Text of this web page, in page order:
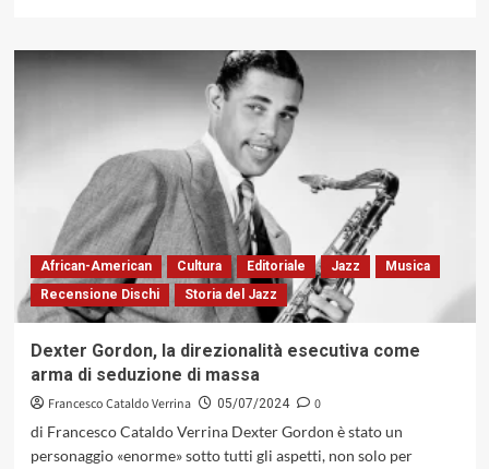
su
Jeremy
Quintet,
3
luglio,
“Roma,
Jazz
Image
2024”,
Parco
del
al
Colosseo
–
African-American Cultura Editoriale Jazz
Musica
Recensione Dischi
Storia del Jazz
Dexter Gordon, la direzionalità esecutiva come
arma di seduzione di massa
Francesco Cataldo Verrina 05/07/2024
0
di Francesco Cataldo Verrina Dexter Gordon è stato un
personaggio «enorme» sotto tutti gli aspetti, non solo per